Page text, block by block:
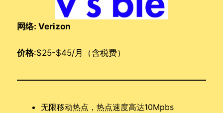
网络: Verizon
价格:$25-$45/月（含税费）
无限移动热点，热点速度高达10Mpbs